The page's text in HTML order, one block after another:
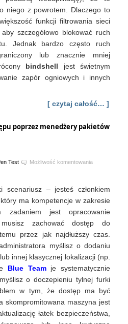
niego z powrotem. Dlaczego to
funkcji filtrowania sieci
szczegółowo blokować ruch
Jednak bardzo często ruch
lub znacznie mniej
bindshell jest świetnym
zapór ogniowych i innych
[ czytaj całość… ]
poprzez menedżery pakietów
Test Możliwość komentowania
poprzez
menedżery
scenariusz – jesteś członkiem
, który ma kompetencje w zakresie
zadaniem jest opracowanie
zachować dostęp do
przez jak najdłuższy czas.
myślisz o dodaniu
lub innej klasycznej lokalizacji (np.
Blue Teamje systematycznie
o doczepieniu tylnej furki
w tym, że dostęp ma być
skompromitowana maszyna jest
łatek bezpieczeństwa,